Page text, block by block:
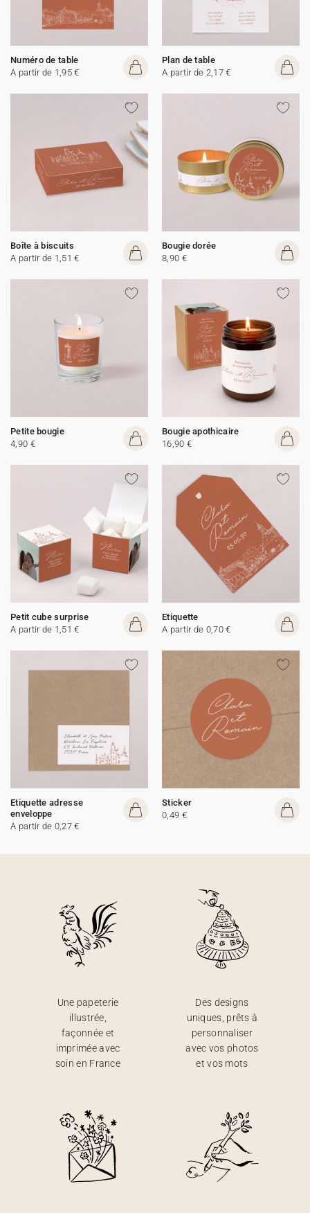
Numéro de table
A partir de 1,95 €
Plan de table
A partir de 2,17 €
Boîte à biscuits
A partir de 1,51 €
Bougie dorée
8,90 €
Petite bougie
4,90 €
Bougie apothicaire
16,90 €
Petit cube surprise
A partir de 1,51 €
Etiquette
A partir de 0,70 €
Etiquette adresse
enveloppe
A partir de 0,27 €
Sticker
0,49 €
Une papeterie
illustrée,
façonnée et
imprimée avec
soin en France
Des designs
uniques, prêts à
personnaliser
avec vos photos
et vos mots